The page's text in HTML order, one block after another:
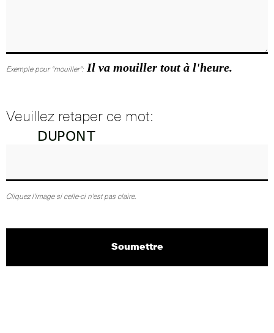
Exemple pour "mouiller": Il va mouiller tout à l'heure.
Veuillez retaper ce mot:
Cliquez l'image si celle-ci n'est pas claire.
Soumettre